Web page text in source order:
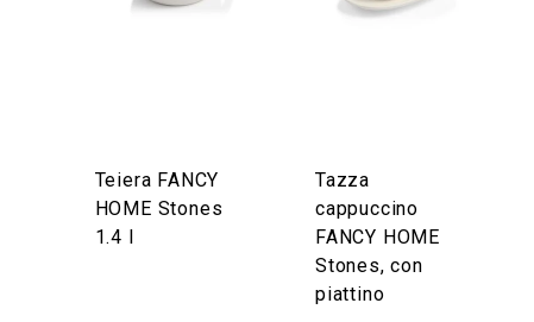
Teiera FANCY
HOME Stones
1.4 l
Tazza
cappuccino
FANCY HOME
Stones, con
piattino